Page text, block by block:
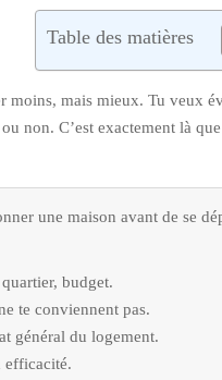
Table des matières
moins, mais mieux. Tu veux
non. C’est exactement là
une maison avant de se
budget.
te conviennent pas.
général du logement.
efficacité.